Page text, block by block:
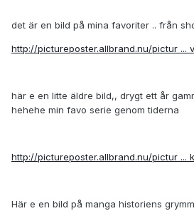
det är en bild på mina favoriter .. från
http://pictureposter.allbrand.nu/pictur ...
här e en litte äldre bild,, drygt ett år
hehehe min favo serie genom tiderna
http://pictureposter.allbrand.nu/pictur ...
Här e en bild på manga historiens